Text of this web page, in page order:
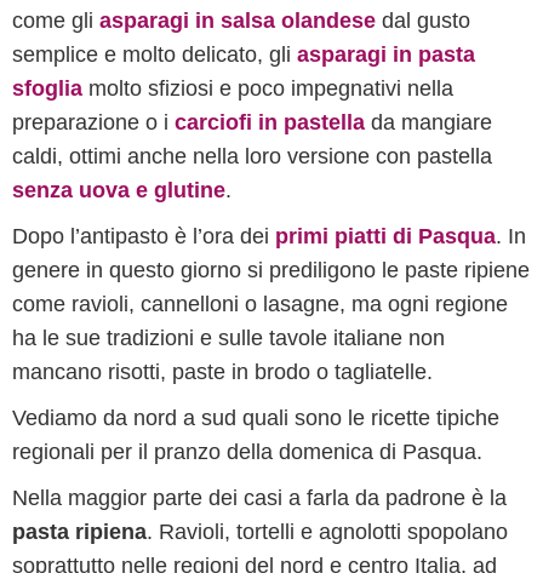
come gli asparagi in salsa olandese dal gusto
semplice e molto delicato, gli asparagi in pasta
sfoglia molto sfiziosi e poco impegnativi nella
preparazione o i carciofi in pastella da mangiare
caldi, ottimi anche nella loro versione con pastella
senza uova e glutine.
Dopo l’antipasto è l’ora dei primi piatti di Pasqua. In
genere in questo giorno si prediligono le paste ripiene
come ravioli, cannelloni o lasagne, ma ogni regione
ha le sue tradizioni e sulle tavole italiane non
mancano risotti, paste in brodo o tagliatelle.
Vediamo da nord a sud quali sono le ricette tipiche
regionali per il pranzo della domenica di Pasqua.
Nella maggior parte dei casi a farla da padrone è la
pasta ripiena. Ravioli, tortelli e agnolotti spopolano
soprattutto nelle regioni del nord e centro Italia, ad